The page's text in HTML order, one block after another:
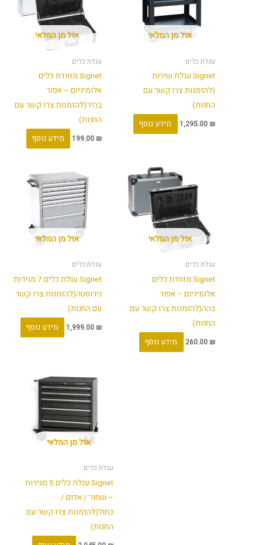
אזל מן המלאי
עגלת כלים
Signet עגלת שירות
(להזמנות צרו קשר עם
החנות)
1,295.00 ₪ מידע נוסף
אזל מן המלאי
עגלת כלים
Signet מזוודת כלים
אלומיניום – אפור
בהיר(להזמנות צרו קשר עם
החנות)
199.00 ₪ מידע נוסף
אזל מן המלאי
עגלת כלים
Signet מזוודת כלים
אלומיניום – אפור
כהה(להזמנות צרו קשר עם
החנות)
260.00 ₪ מידע נוסף
אזל מן המלאי
עגלת כלים
Signet עגלת כלים 7 מגירות
נירוסטה(להזמנות צרו קשר
עם החנות)
1,999.00 ₪ מידע נוסף
אזל מן המלאי
עגלת כלים
Signet עגלת כלים 5 מגירות
– שחור / אדום /
כחול(להזמנות צרו קשר עם
החנות)